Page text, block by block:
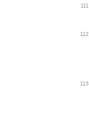
111
112
113